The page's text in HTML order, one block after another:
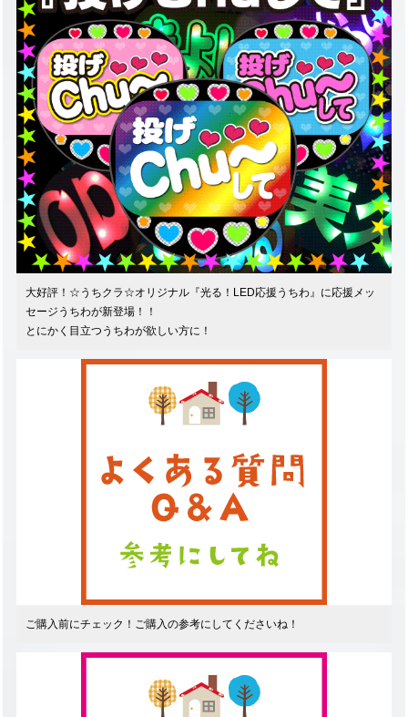
大好評！☆うちクラ☆オリジナル『光る！LED応援うちわ』に応援メッ
セージうちわが新登場！！
とにかく目立つうちわが欲しい方に！
ご購入前にチェック！ご購入の参考にしてくださいね！